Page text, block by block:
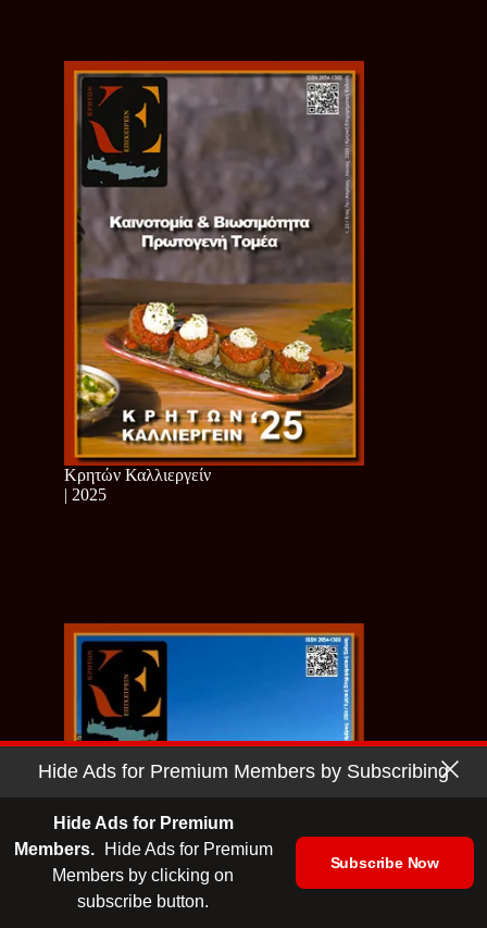
Κρητών Καλλιεργείν
| 2025
Hide Ads for Premium Members by Subscribing
Hide Ads for Premium
Members.
Hide Ads for Premium
Members by clicking on
subscribe button.
Subscribe Now